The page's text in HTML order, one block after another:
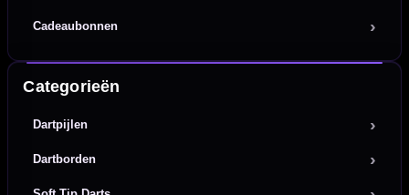
Cadeaubonnen
Categorieën
Dartpijlen
Dartborden